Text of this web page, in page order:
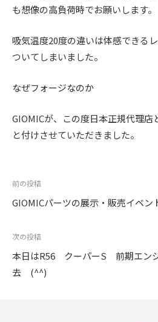
も想像の高負荷時でお願いします。
吸気温度20度の違いは体感できる
ついてしまいました。
なぜフォージなのか
GIOMICが、この度日本正規代理店
と付けさせていただきました。
投
稿
ビ
ゲ
ー
前の投稿
GIOMICパーツの展示・販売イベン
次の投稿
本日はR56 クーパーS 前期エ
去 (^^)